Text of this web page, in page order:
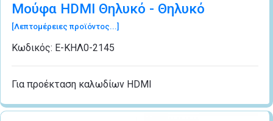
Μούφα HDMI Θηλυκό - Θηλυκό
[Λεπτομέρειες προϊόντος...]
Κωδικός: Ε-ΚΗΛ0-2145
Για προέκταση καλωδίων HDMI